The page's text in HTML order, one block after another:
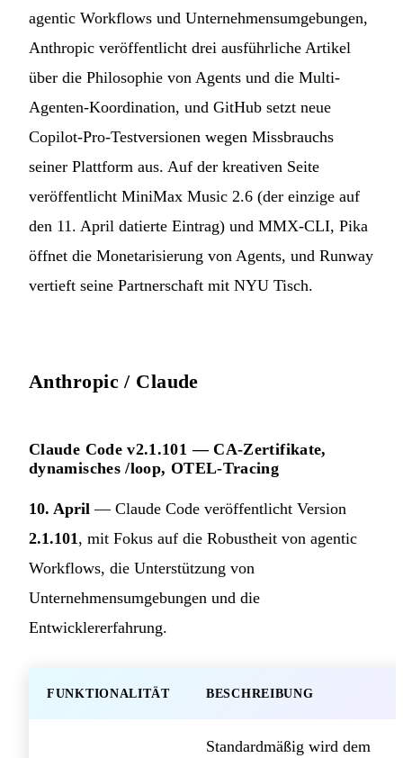
agentic Workflows und Unternehmensumgebungen,
Anthropic veröffentlicht drei ausführliche Artikel
über die Philosophie von Agents und die Multi-
Agenten-Koordination, und GitHub setzt neue
Copilot-Pro-Testversionen wegen Missbrauchs
seiner Plattform aus. Auf der kreativen Seite
veröffentlicht MiniMax Music 2.6 (der einzige auf
den 11. April datierte Eintrag) und MMX-CLI, Pika
öffnet die Monetarisierung von Agents, und Runway
vertieft seine Partnerschaft mit NYU Tisch.
Anthropic / Claude
Claude Code v2.1.101 — CA-Zertifikate,
dynamisches /loop, OTEL-Tracing
10. April — Claude Code veröffentlicht Version
2.1.101, mit Fokus auf die Robustheit von agentic
Workflows, die Unterstützung von
Unternehmensumgebungen und die
Entwicklererfahrung.
FUNKTIONALITÄT BESCHREIBUNG
Standardmäßig wird dem